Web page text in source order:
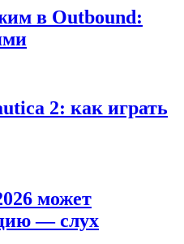
в Outbound:
2: как играть
может
— слух